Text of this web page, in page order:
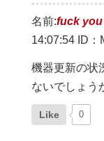
名前:fuck you
14:07:54 ID
機器更新の状
ないでしょう
Like 0